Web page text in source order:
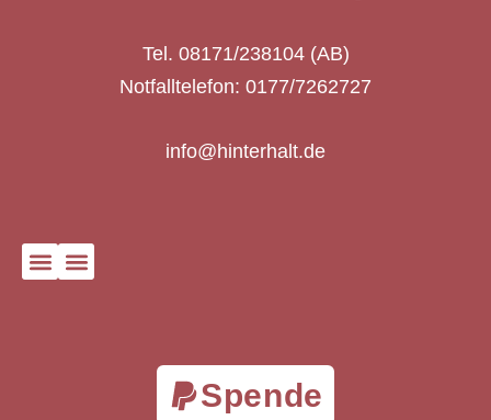
Tel. 08171/238104 (AB)
Notfalltelefon: 0177/7262727
info@hinterhalt.de
Spende